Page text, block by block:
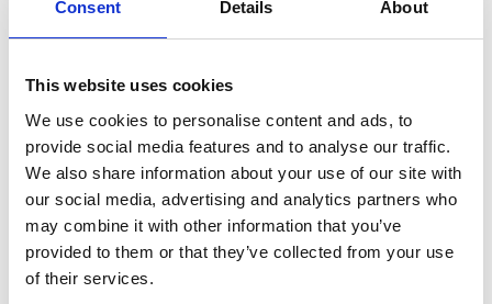
Consent Details About
This website uses cookies
We use cookies to personalise content and ads, to
provide social media features and to analyse our traffic.
We also share information about your use of our site with
our social media, advertising and analytics partners who
may combine it with other information that you’ve
provided to them or that they’ve collected from your use
of their services.
Hunter Side by Side
trainingsharnas S
Niet op voorraad
Voor 15:00 besteld,
zelfde werkdag verzonden
€11,95